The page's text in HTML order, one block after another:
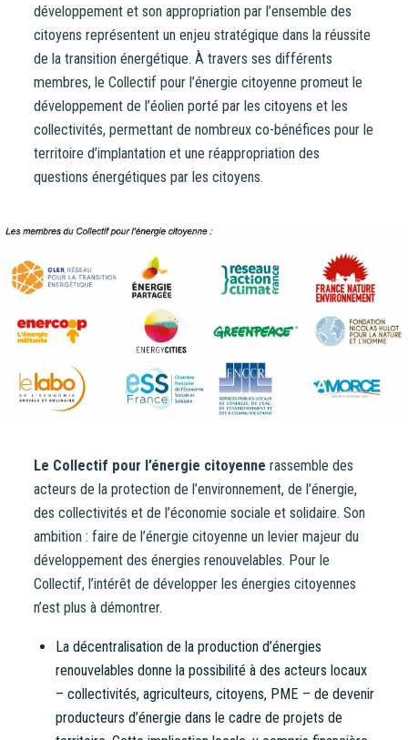
développement et son appropriation par l’ensemble des
citoyens représentent un enjeu stratégique dans la réussite
de la transition énergétique. À travers ses différents
membres, le Collectif pour l’énergie citoyenne promeut le
développement de l’éolien porté par les citoyens et les
collectivités, permettant de nombreux co-bénéfices pour le
territoire d’implantation et une réappropriation des
questions énergétiques par les citoyens.
Le Collectif pour l’énergie citoyenne rassemble des
acteurs de la protection de l’environnement, de l’énergie,
des collectivités et de l’économie sociale et solidaire. Son
ambition : faire de l’énergie citoyenne un levier majeur du
développement des énergies renouvelables. Pour le
Collectif, l’intérêt de développer les énergies citoyennes
n’est plus à démontrer.
La décentralisation de la production d’énergies
renouvelables donne la possibilité à des acteurs locaux
– collectivités, agriculteurs, citoyens, PME – de devenir
producteurs d’énergie dans le cadre de projets de